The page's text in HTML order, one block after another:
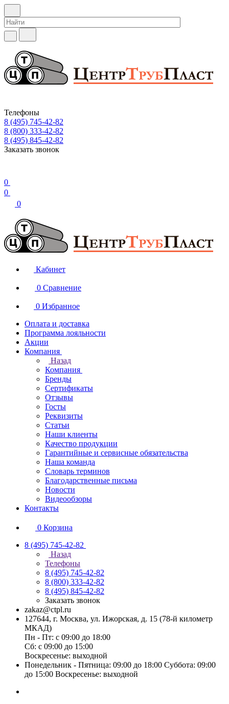
Телефоны
8 (495) 745-42-82
8 (800) 333-42-82
8 (495) 845-42-82
Заказать звонок
0
0
0
Кабинет
0 Сравнение
0 Избранное
Оплата и доставка
Программа лояльности
Акции
Компания
Назад
Компания
Бренды
Сертификаты
Отзывы
Госты
Реквизиты
Статьи
Наши клиенты
Качество продукции
Гарантийные и сервисные обязательства
Наша команда
Словарь терминов
Благодарственные письма
Новости
Видеообзоры
Контакты
0 Корзина
8 (495) 745-42-82
Назад
Телефоны
8 (495) 745-42-82
8 (800) 333-42-82
8 (495) 845-42-82
Заказать звонок
zakaz@ctpl.ru
127644, г. Москва, ул. Ижорская, д. 15 (78-й километр
МКАД)
Пн - Пт: с 09:00 до 18:00
Сб: с 09:00 до 15:00
Воскресенье: выходной
Понедельник - Пятница: 09:00 до 18:00 Суббота: 09:00
до 15:00 Воскресенье: выходной